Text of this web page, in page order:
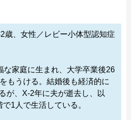
歳、女性／レビー小体型認知症
な家庭に生まれ、大学卒業後26
もうける。結婚後も経済的に
が、X-2年に夫が逝去し、以
1人で生活している。